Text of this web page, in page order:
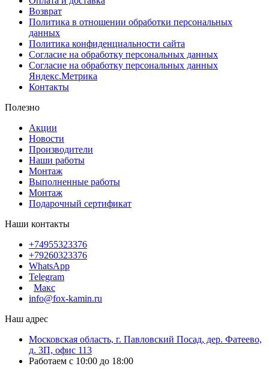
Возврат
Политика в отношении обработки персональных
данных
Политика конфиденциальности сайта
Согласие на обработку персональных данных
Согласие на обработку персональных данных
Яндекс.Метрика
Контакты
Полезно
Акции
Новости
Производители
Наши работы
Монтаж
Выполненные работы
Монтаж
Подарочный сертификат
Наши контакты
+74955323376
+79260323376
WhatsApp
Telegram
Макс
info@fox-kamin.ru
Наш адрес
Московская область, г. Павловский Посад, дер. Фатеево,
д. 3П, офис 113
Работаем с 10:00 до 18:00